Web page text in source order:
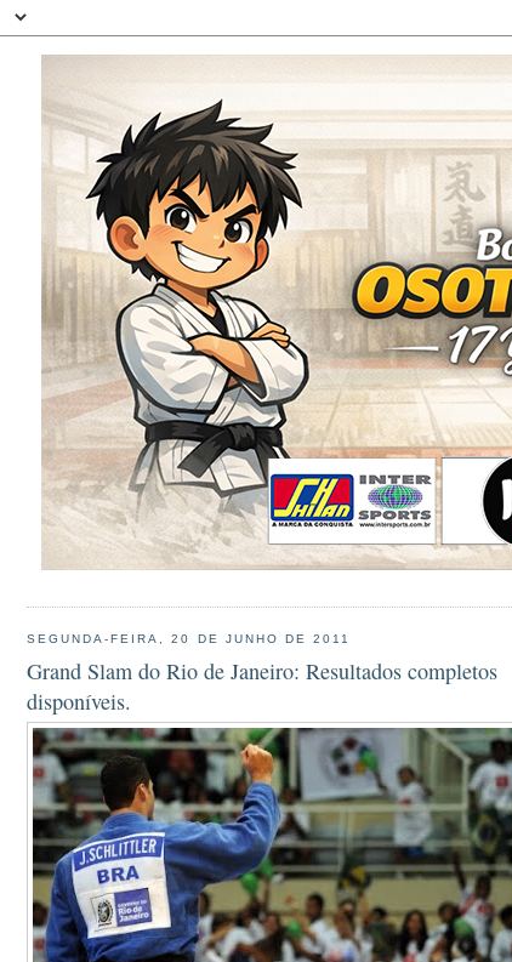
SEGUNDA-FEIRA, 20 DE JUNHO DE 2011
Grand Slam do Rio de Janeiro: Resultados completos
disponíveis.